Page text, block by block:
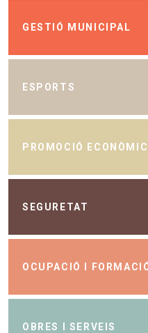
GESTIÓ MUNICIPAL
ESPORTS
PROMOCIÓ
SEGURETAT
OCUPACIÓ I
OBRES I SERVEIS